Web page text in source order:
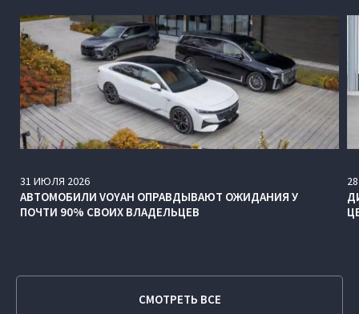
31 ИЮЛЯ 2026
АВТОМОБИЛИ VOYAH ОПРАВДЫВАЮТ ОЖИДАНИЯ У
ПОЧТИ 90% СВОИХ ВЛАДЕЛЬЦЕВ
28
СМОТРЕТЬ ВСЕ